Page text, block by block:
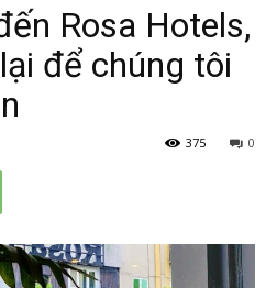
Rosa Hotels,
để chúng tôi
0
375